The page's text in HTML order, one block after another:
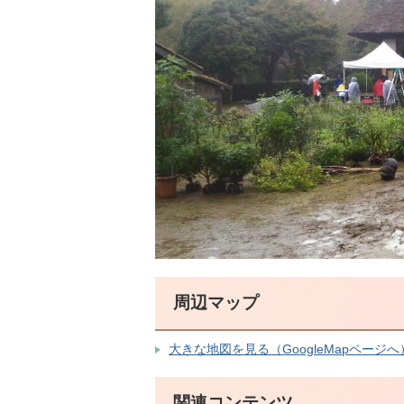
周辺マップ
大きな地図を見る（GoogleMapページへ